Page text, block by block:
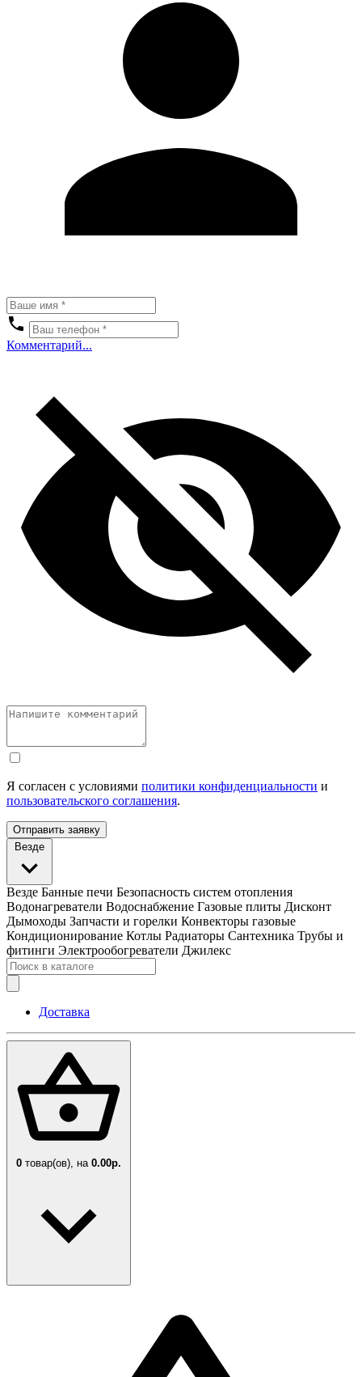
Комментарий...
Я согласен с условиями политики конфиденциальности и
пользовательского соглашения.
Отправить заявку
Везде
Везде Банные печи Безопасность систем отопления
Водонагреватели Водоснабжение Газовые плиты Дисконт
Дымоходы Запчасти и горелки Конвекторы газовые
Кондиционирование Котлы Радиаторы Сантехника Трубы и
фитинги Электрообогреватели Джилекс
Доставка
0 товар(ов), на 0.00р.